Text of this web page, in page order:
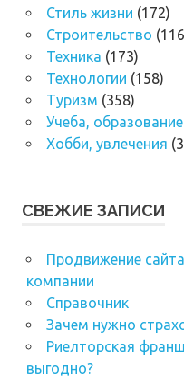
Стиль жизни (172)
Строительство
Техника (173)
Технологии (158)
Туризм (358)
Учеба, образование
Хобби, увлечения
СВЕЖИЕ ЗАПИСИ
Продвижение
компании
Справочник
Зачем нужно
Риелторская
выгодно?